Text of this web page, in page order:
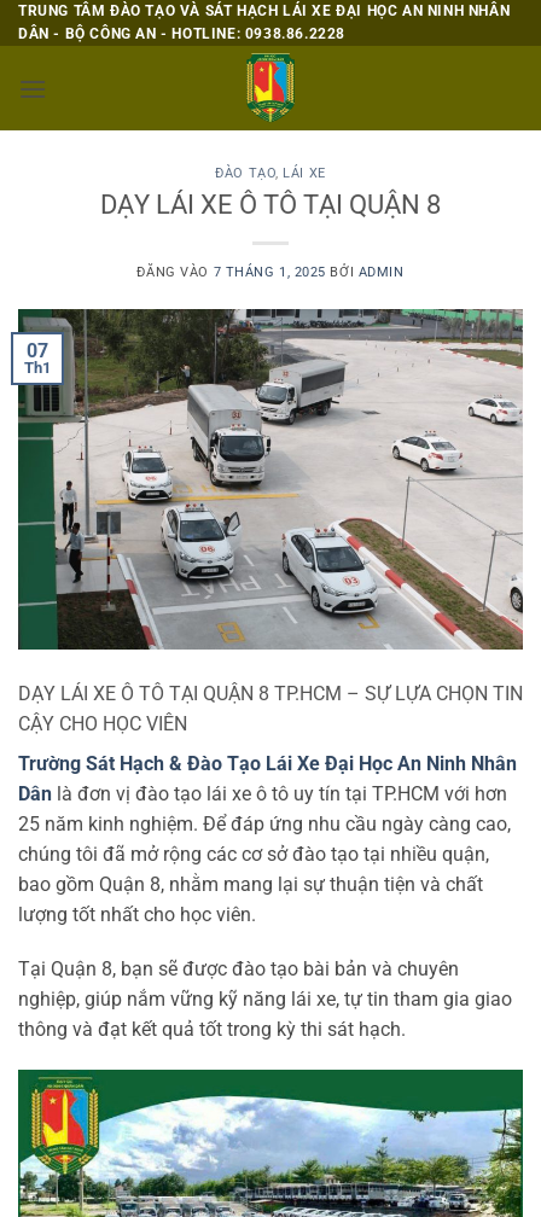
Bỏ
qua
dung
TRUNG TÂM ĐÀO TẠO VÀ SÁT HẠCH LÁI XE ĐẠI HỌC AN NINH NHÂN
DÂN - BỘ CÔNG AN - HOTLINE: 0938.86.2228
ĐÀO TẠO, LÁI XE
DẠY LÁI XE Ô TÔ TẠI QUẬN 8
ĐĂNG VÀO 7 THÁNG 1, 2025 BỞI ADMIN
07
Th1
DẠY LÁI XE Ô TÔ TẠI QUẬN 8 TP.HCM – SỰ LỰA CHỌN TIN
CẬY CHO HỌC VIÊN
Trường Sát Hạch & Đào Tạo Lái Xe Đại Học An Ninh Nhân
Dân là đơn vị đào tạo lái xe ô tô uy tín tại TP.HCM với hơn
25 năm kinh nghiệm. Để đáp ứng nhu cầu ngày càng cao,
chúng tôi đã mở rộng các cơ sở đào tạo tại nhiều quận,
bao gồm Quận 8, nhằm mang lại sự thuận tiện và chất
lượng tốt nhất cho học viên.
Tại Quận 8, bạn sẽ được đào tạo bài bản và chuyên
nghiệp, giúp nắm vững kỹ năng lái xe, tự tin tham gia giao
thông và đạt kết quả tốt trong kỳ thi sát hạch.